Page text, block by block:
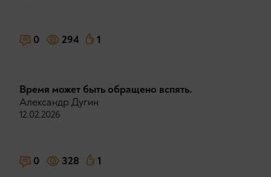
0 294 1
Время может быть обращено вспять.
Александр Дугин
12.02.2026
0 328 1